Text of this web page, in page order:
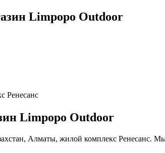
Limpopo Outdoor
Ренесанс
Limpopo Outdoor
Алматы, жилой комплекс Ренесанс.